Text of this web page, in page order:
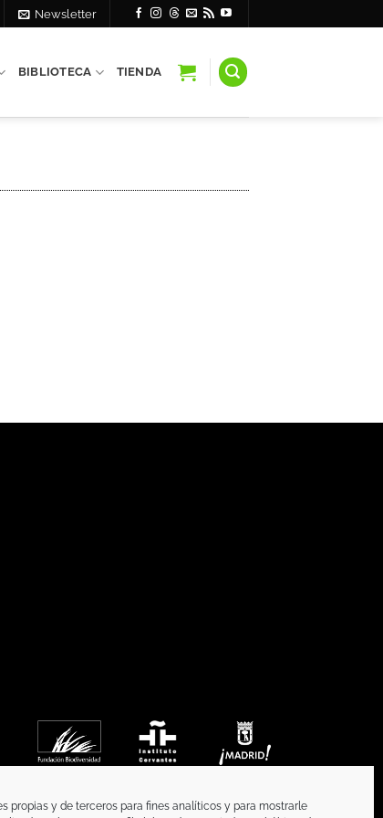
propias y de terceros para fines analíticos y para mostrarle
Newsletter
BIBLIOTECA TIENDA